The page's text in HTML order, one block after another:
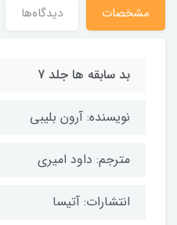
مشخصات دیدگاه‌ها
بد سابقه ها جلد 7
نویسنده: آرون بلیبی
مترجم: داود امیری
انتشارات: آتیسا